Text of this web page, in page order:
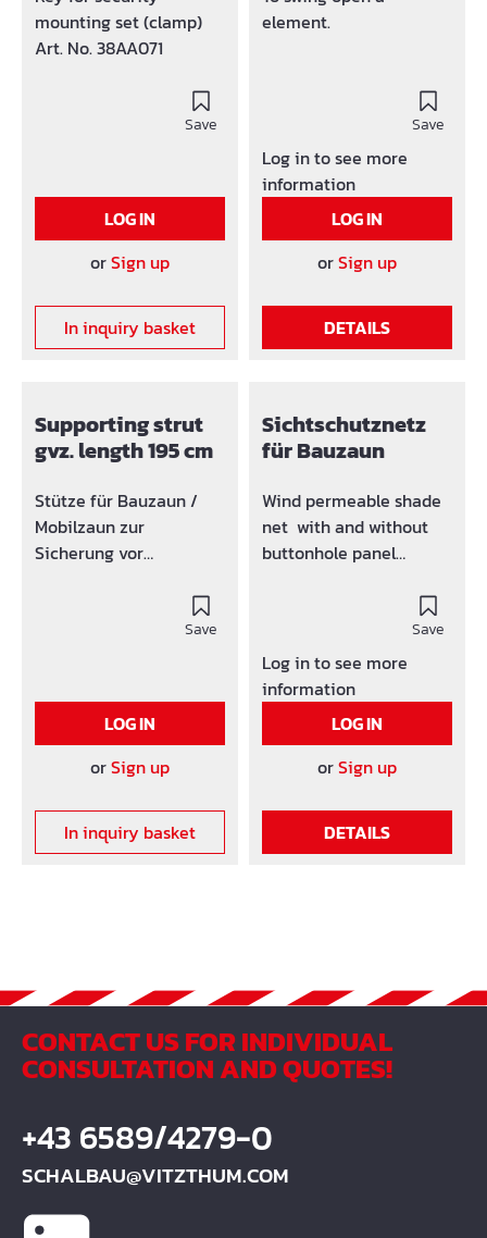
mounting set (clamp)
Art. No. 38AA071
Save
LOG IN
orSign up
In inquiry basket
element.
Save
Log in to see more
information
LOG IN
orSign up
DETAILS
Supporting strut
gvz. length 195 cm
Stütze für Bauzaun /
Mobilzaun zur
Sicherung vor
x 23 cm für Spieß Ø 12 -
Save
LOG IN
orSign up
In inquiry basket
Sichtschutznetz
für Bauzaun
Wind permeable shade
net with and without
buttonhole panel
Save
Log in to see more
information
LOG IN
orSign up
DETAILS
CONTACT US FOR INDIVIDUAL
CONSULTATION AND QUOTES!
+43 6589/4279-0
SCHALBAU@VITZTHUM.COM